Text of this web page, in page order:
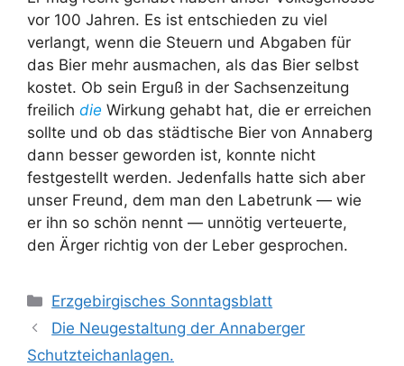
vor 100 Jahren. Es ist entschieden zu viel
verlangt, wenn die Steuern und Abgaben für
das Bier mehr ausmachen, als das Bier selbst
kostet. Ob sein Erguß in der Sachsenzeitung
freilich die Wirkung gehabt hat, die er erreichen
sollte und ob das städtische Bier von Annaberg
dann besser geworden ist, konnte nicht
festgestellt werden. Jedenfalls hatte sich aber
unser Freund, dem man den Labetrunk — wie
er ihn so schön nennt — unnötig verteuerte,
den Ärger richtig von der Leber gesprochen.
Kategorien
Erzgebirgisches Sonntagsblatt
Die Neugestaltung der Annaberger
Schutzteichanlagen.